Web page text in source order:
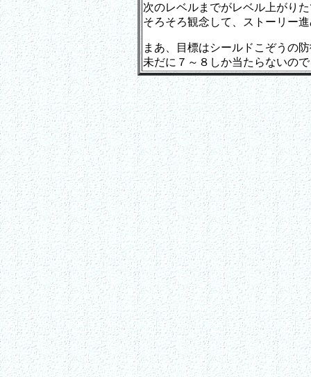
次のレベルまでがレベル上がり
そろそろ観念して、ストーリー
まあ、目標はシールドこぞうの
未だに７～８しか当たらないの